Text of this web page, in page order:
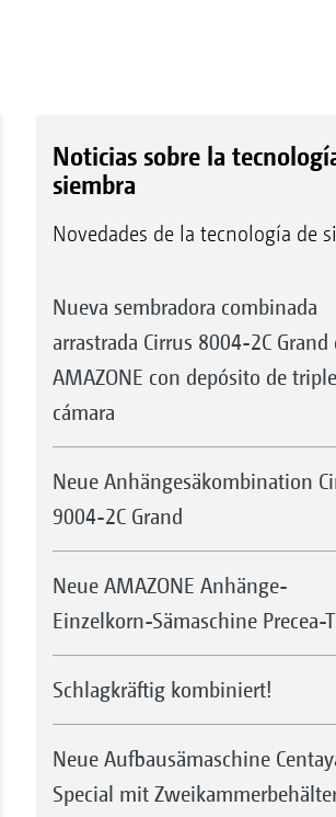
Noticias sobre la
siembra
Novedades de la tecnología de
Nueva sembradora combinada
arrastrada Cirrus 8004-2C Grand
AMAZONE con depósito de triple
cámara
Neue Anhängesäkombination
9004-2C Grand
Neue AMAZONE Anhänge-
Einzelkorn-Sämaschine Precea-
Schlagkräftig kombiniert!
Neue Aufbausämaschine
Special mit